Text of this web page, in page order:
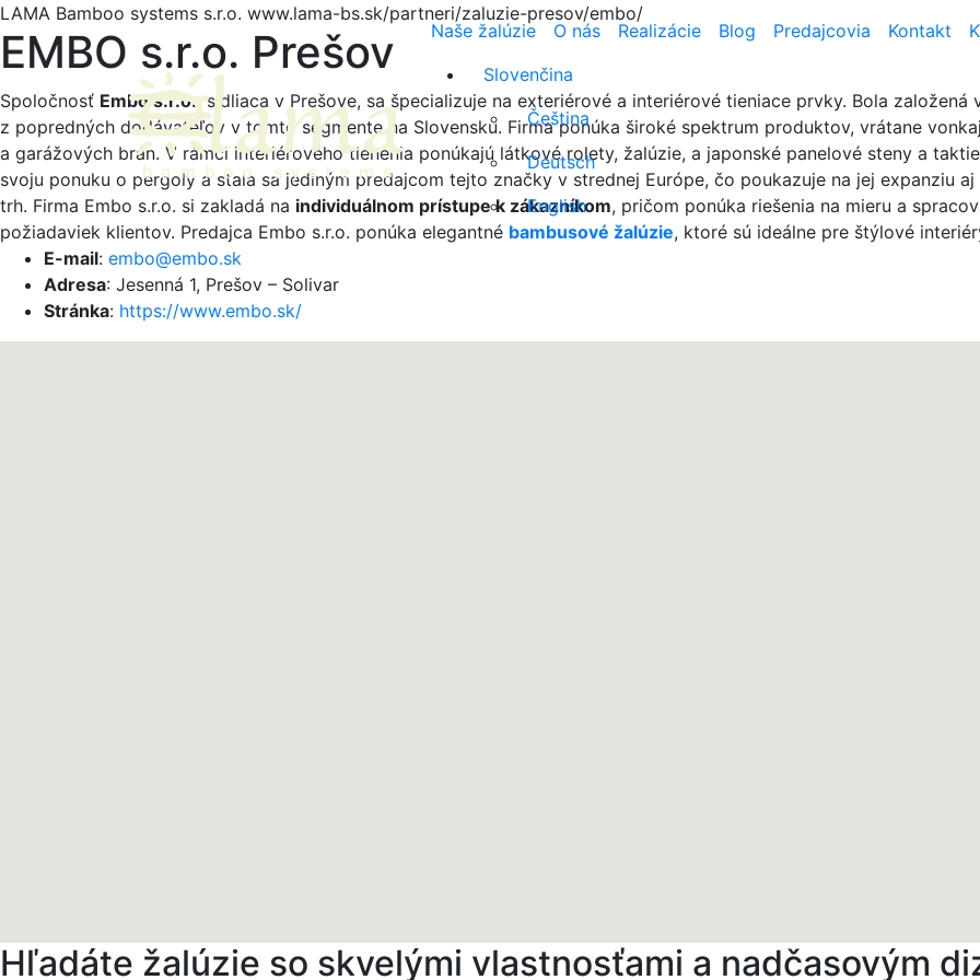
LAMA Bamboo systems s.r.o. www.lama-bs.sk/partneri/zaluzie-presov/embo/
Naše žalúzie
O nás Realizácie Blog Predajcovia Kontakt
Slovenčina
Čeština
Deutsch
English
EMBO s.r.o. Prešov
Spoločnosť Embo s.r.o., sídliaca v Prešove, sa špecializuje na exteriérové a interiérové tieniace prvky. Bola
z popredných dodávateľov v tomto segmente na Slovensku. Firma ponúka široké spektrum produktov, vrátane
a garážových brán. V rámci interiérového tienenia ponúkajú látkové rolety, žalúzie, a japonské panelové steny a
svoju ponuku o pergoly a stala sa jediným predajcom tejto značky v strednej Európe, čo poukazuje na jej expanziu
trh. Firma Embo s.r.o. si zakladá na individuálnom prístupe k zákazníkom, pričom ponúka riešenia na mieru a
požiadaviek klientov. Predajca Embo s.r.o. ponúka elegantné bambusové žalúzie, ktoré sú ideálne pre štýlové
E-mail: embo@embo.sk
Adresa: Jesenná 1, Prešov – Solivar
Stránka: https://www.embo.sk/
Hľadáte žalúzie so skvelými vlastnosťami a nadčasovým